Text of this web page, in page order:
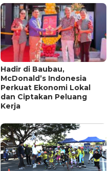
Hadir di Baubau,
McDonald’s Indonesia
Perkuat Ekonomi Lokal
dan Ciptakan Peluang
Kerja